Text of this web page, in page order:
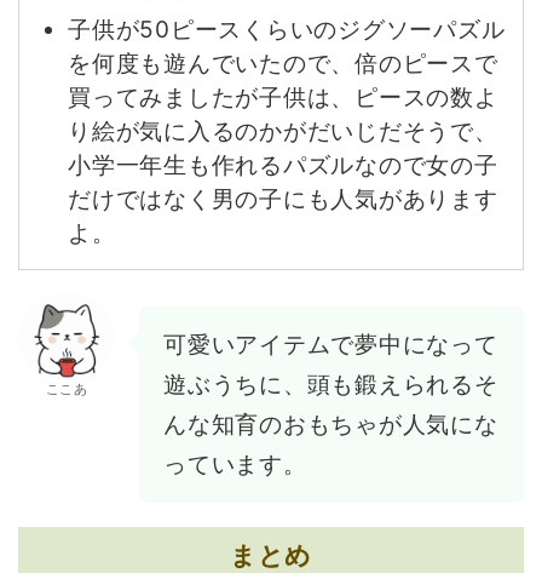
子供が50ピースくらいのジグソーパズル
を何度も遊んでいたので、倍のピースで
買ってみましたが子供は、ピースの数よ
り絵が気に入るのかがだいじだそうで、
小学一年生も作れるパズルなので女の子
だけではなく男の子にも人気があります
よ。
ここあ
可愛いアイテムで夢中になって
遊ぶうちに、頭も鍛えられるそ
んな知育のおもちゃが人気にな
っています。
まとめ